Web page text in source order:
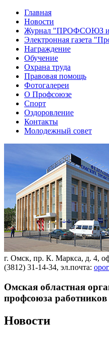
Главная
Новости
Журнал "ПРОФСОЮЗ
Электронная газета
Награждение
Обучение
Охрана труда
Правовая помощь
Фотогалереи
О Профсоюзе
Спорт
Оздоровление
Контакты
Молодежный совет
г. Омск, пр. К. Маркса, д. 4,
(3812) 31-14-34, эл.почта:
Омская областная
профсоюза работников
Новости